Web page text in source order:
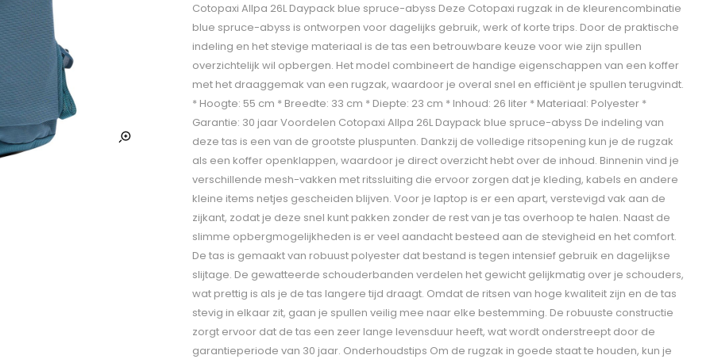
Cotopaxi Allpa 26L Daypack blue spruce-abyss Deze Cotopaxi rugzak in de kleurencombinatie
blue spruce-abyss is ontworpen voor dagelijks gebruik, werk of korte trips. Door de praktische
indeling en het stevige materiaal is de tas een betrouwbare keuze voor wie zijn spullen
overzichtelijk wil opbergen. Het model combineert de handige eigenschappen van een koffer
met het draaggemak van een rugzak, waardoor je overal snel en efficiënt je spullen terugvindt.
* Hoogte: 55 cm * Breedte: 33 cm * Diepte: 23 cm * Inhoud: 26 liter * Materiaal: Polyester *
Garantie: 30 jaar Voordelen Cotopaxi Allpa 26L Daypack blue spruce-abyss De indeling van
deze tas is een van de grootste pluspunten. Dankzij de volledige ritsopening kun je de rugzak
als een koffer openklappen, waardoor je direct overzicht hebt over de inhoud. Binnenin vind je
verschillende mesh-vakken met ritssluiting die ervoor zorgen dat je kleding, kabels en andere
kleine items netjes gescheiden blijven. Voor je laptop is er een apart, verstevigd vak aan de
zijkant, zodat je deze snel kunt pakken zonder de rest van je tas overhoop te halen. Naast de
slimme opbergmogelijkheden is er veel aandacht besteed aan de stevigheid en het comfort.
De tas is gemaakt van robuust polyester dat bestand is tegen intensief gebruik en dagelijkse
slijtage. De gewatteerde schouderbanden verdelen het gewicht gelijkmatig over je schouders,
wat prettig is als je de tas langere tijd draagt. Omdat de ritsen van hoge kwaliteit zijn en de tas
stevig in elkaar zit, gaan je spullen veilig mee naar elke bestemming. De robuuste constructie
zorgt ervoor dat de tas een zeer lange levensduur heeft, wat wordt onderstreept door de
garantieperiode van 30 jaar. Onderhoudstips Om de rugzak in goede staat te houden, kun je